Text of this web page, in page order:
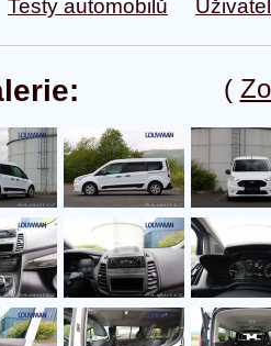
Testy automobilů
(